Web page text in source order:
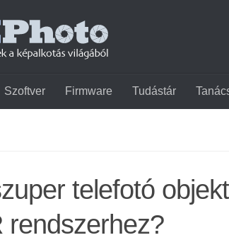
Szoftver Firmware Tudástár
telefotó
rendszerhez?